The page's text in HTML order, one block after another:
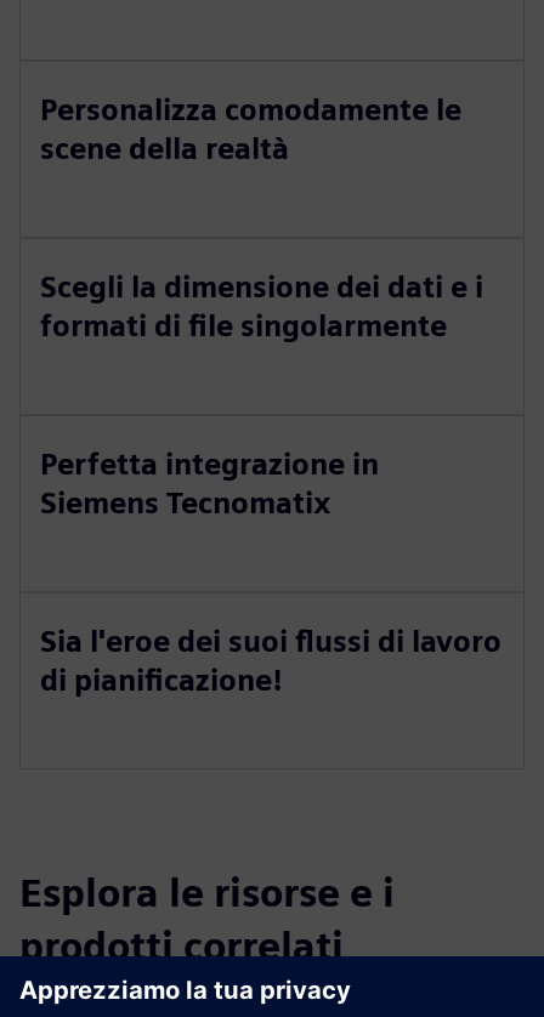
Personalizza comodamente le
scene della realtà
Scegli la dimensione dei dati e i
formati di file singolarmente
Perfetta integrazione in
Siemens Tecnomatix
Sia l'eroe dei suoi flussi di lavoro
di pianificazione!
Esplora le risorse e i
prodotti correlati